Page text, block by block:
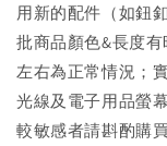
用新的配件（如鈕
批商品顏色&長度
左右為正常情況；
光線及電子用品螢
較敏感者請斟酌購買